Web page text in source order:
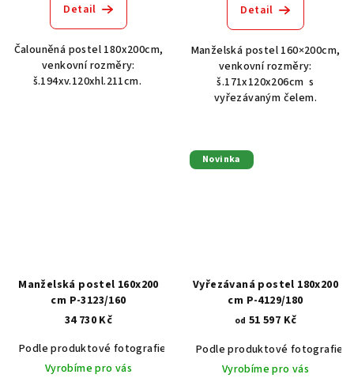
Detail
Čalouněná postel 180x200cm,
venkovní rozměry:
š.194xv.120xhl.211cm.
Detail
Manželská postel 160×200cm,
venkovní rozměry:
š.171x120x206cm s
vyřezávaným čelem.
Manželská postel 160x200
cm P-3123/160
34 730 Kč
Podle produktové fotografie
Akát vintage BT1551
Dub světlý
Vyrobíme pro vás
Novinka
Vyřezávaná postel 180x200
cm P-4129/180
od 51 597 Kč
Podle produktové fotografie
Vyrobíme pro vás